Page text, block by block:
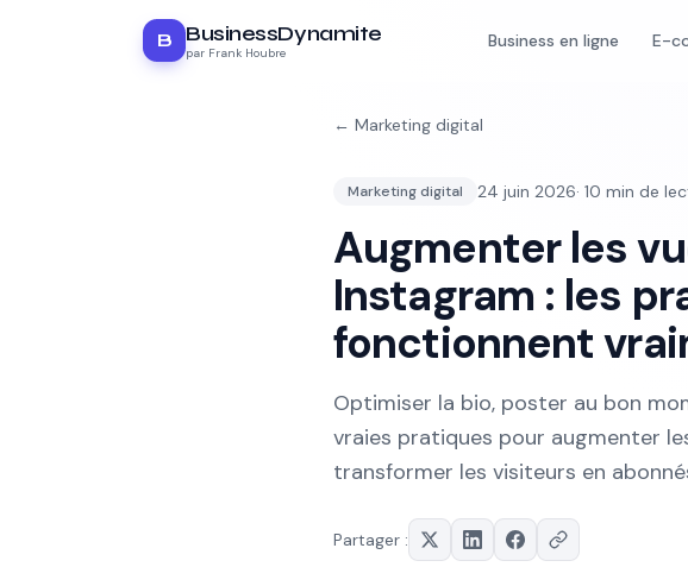
B BusinessDynamite
par Frank Houbre
Business en ligne E-
← Marketing digital
Marketing digital 24 juin 2026· 10 min de
Augmenter les
Instagram : les
fonctionnent
Optimiser la bio, poster au bon
vraies pratiques pour augmenter
transformer les visiteurs en
Partager :